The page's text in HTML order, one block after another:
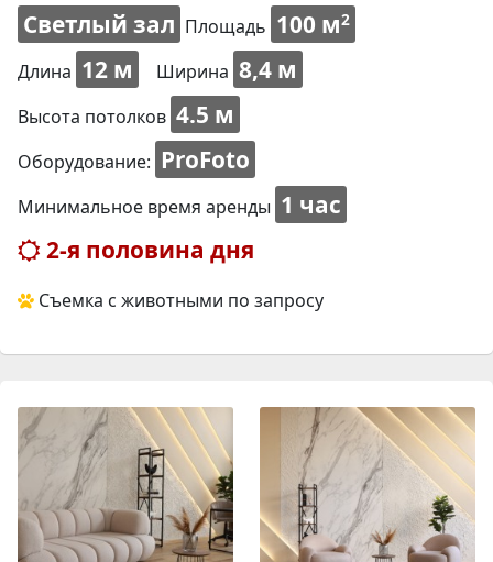
Светлый зал Площадь 100 м2
Длина 12 м Ширина 8,4 м
Высота потолков 4.5 м
Оборудование: ProFoto
Минимальное время аренды 1 час
2-я половина дня
Съемка с животными по запросу